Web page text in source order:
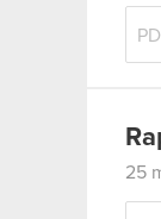
25